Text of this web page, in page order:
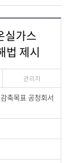
실가스
법 제시
관리자
축목표 공청회서